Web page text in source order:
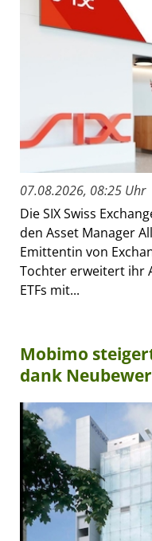
07.08.2026, 08:25 Uhr
Die SIX Swiss
den Asset Manager
Emittentin von
Tochter erweitert ihr
ETFs mit...
Mobimo
dank